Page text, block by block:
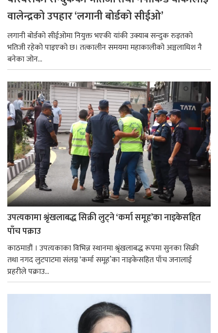
वालेन्द्रको उपहार ‘लगानी बोर्डको सीईओ’
लगानी बोर्डको सीईओमा नियुक्त भएकी यांकी उक्याब सन्दुक रुइतको
भतिजी रहेको पाइएको छ। तत्कालीन समयमा महाकालीको अञ्चलाधिश नै
बनेका जोन...
उपत्यकामा श्रृंखलाबद्ध सिक्री लुट्ने ‘कर्मा समूह’का नाइकेसहित
पाँच पक्राउ
काठमाडौं । उपत्यकाका विभिन्न स्थानमा श्रृंखलाबद्ध रूपमा सुनका सिक्री
तथा नगद लुटपाटमा संलग्न ‘कर्मा समूह’का नाइकेसहित पाँच जनालाई
प्रहरीले पक्राउ...